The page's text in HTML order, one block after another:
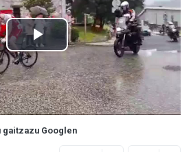
gaitzazu Googlen